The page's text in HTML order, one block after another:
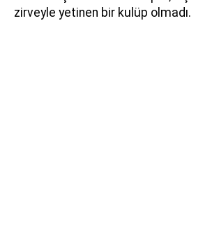
zirveyle yetinen bir kulüp olmadı.